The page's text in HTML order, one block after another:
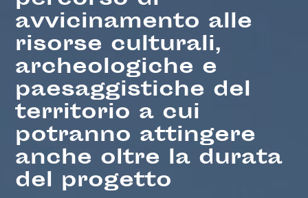
avvicinamento alle
risorse culturali,
archeologiche e
paesaggistiche del
territorio a cui
potranno attingere
anche oltre la durata
del progetto